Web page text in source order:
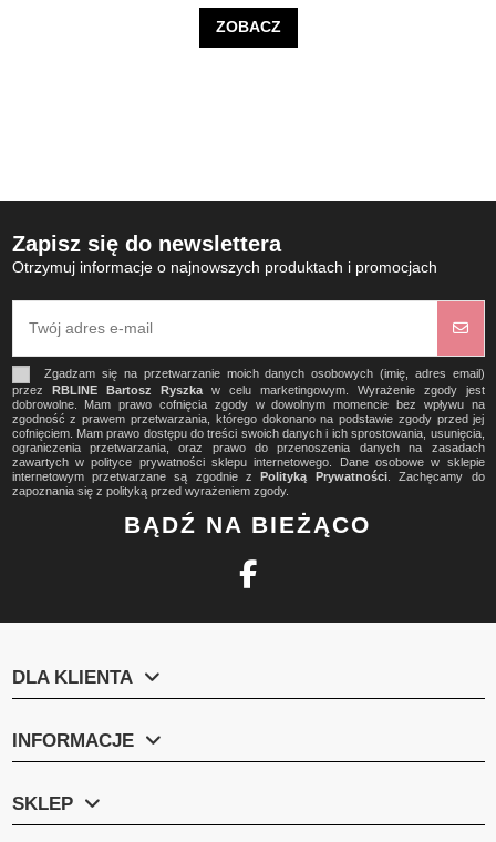
ZOBACZ
Zapisz się do newslettera
Otrzymuj informacje o najnowszych produktach i promocjach
Zgadzam się na przetwarzanie moich danych osobowych (imię, adres email)
przez RBLINE Bartosz Ryszkaw celu marketingowym. Wyrażenie zgody jest
dobrowolne. Mam prawo cofnięcia zgody w dowolnym momencie bez wpływu na
zgodność z prawem przetwarzania, którego dokonano na podstawie zgody przed jej
cofnięciem. Mam prawo dostępu do treści swoich danych i ich sprostowania, usunięcia,
ograniczenia przetwarzania, oraz prawo do przenoszenia danych na zasadach
zawartych w polityce prywatności sklepu internetowego. Dane osobowe w sklepie
internetowym przetwarzane są zgodnie zPolityką Prywatności. Zachęcamy do
zapoznania się z polityką przed wyrażeniem zgody.
BĄDŹ NA BIEŻĄCO
DLA KLIENTA
INFORMACJE
SKLEP